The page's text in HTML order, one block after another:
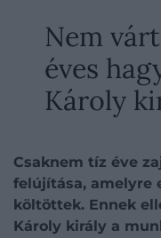
Nem
éves
Károly
Csaknem tíz éve
felújítása, amelyre
költöttek. Ennek
Károly király a